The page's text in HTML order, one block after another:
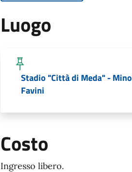
Luogo
Stadio "Città di Meda" - Mino
Favini
Costo
Ingresso libero.